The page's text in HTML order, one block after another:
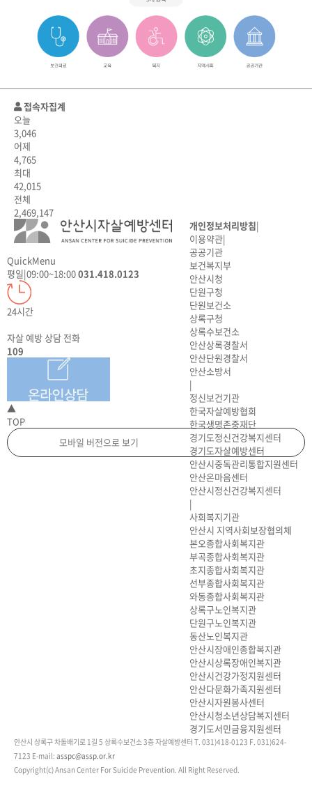
접속자집계
오늘
3,046
어제
4,765
최대
42,015
전체
2,469,147
개인정보처리방침|
이용약관|
공공기관
보건복지부
안산시청
단원구청
단원보건소
상록구청
상록수보건소
안산상록경찰서
안산단원경찰서
안산소방서
|
정신보건기관
한국자살예방협회
한국생명존중재단
경기도정신건강복지센터
경기도자살예방센터
안산시중독관리통합지원센터
안산온마음센터
안산시정신건강복지센터
|
사회복지기관
안산시 지역사회보장협의체
본오종합사회복지관
부곡종합사회복지관
초지종합사회복지관
선부종합사회복지관
와동종합사회복지관
상록구노인복지관
단원구노인복지관
동산노인복지관
안산시장애인종합복지관
안산시상록장애인복지관
안산시건강가정지원센터
안산다문화가족지원센터
안산시자원봉사센터
안산시청소년상담복지센터
경기도서민금융지원센터
안산시 상록구 차돌배기로 1길 5 상록수보건소 3층 자살예방센터 T. 031)418-0123 F. 031)624-
7123 E-mail: asspc@assp.or.kr
Copyright(c) Ansan Center For Suicide Prevention. All Right Reserved.
QuickMenu
평일|09:00~18:00031.418.0123
24시간
자살 예방 상담 전화
109
▲
TOP
모바일 버전으로 보기